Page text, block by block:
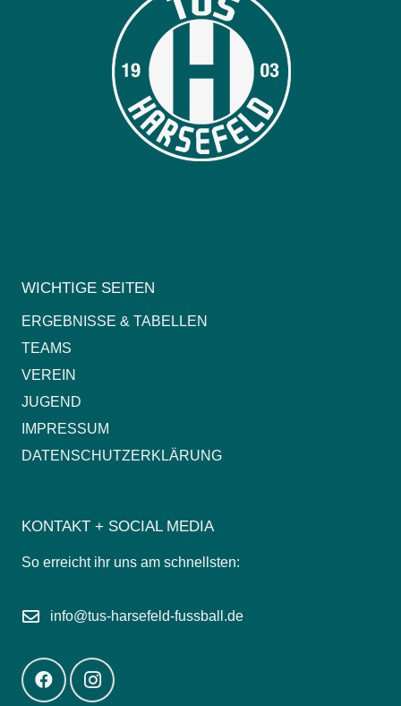
WICHTIGE SEITEN
ERGEBNISSE & TABELLEN
TEAMS
VEREIN
JUGEND
IMPRESSUM
DATENSCHUTZERKLÄRUNG
KONTAKT + SOCIAL MEDIA
So erreicht ihr uns am schnellsten:
info@tus-harsefeld-fussball.de